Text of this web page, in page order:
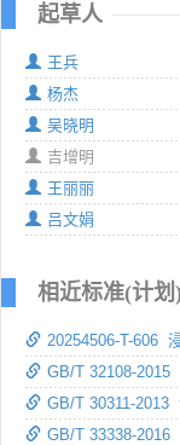
起草人
王兵
杨杰
吴晓明
吉增明
王丽丽
吕文娟
相近标准(计划)
20254506-T-606
GB/T 32108-2015
GB/T 30311-2013
GB/T 33338-2016